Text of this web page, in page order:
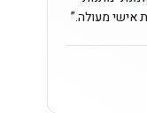
אישי מעולה.”